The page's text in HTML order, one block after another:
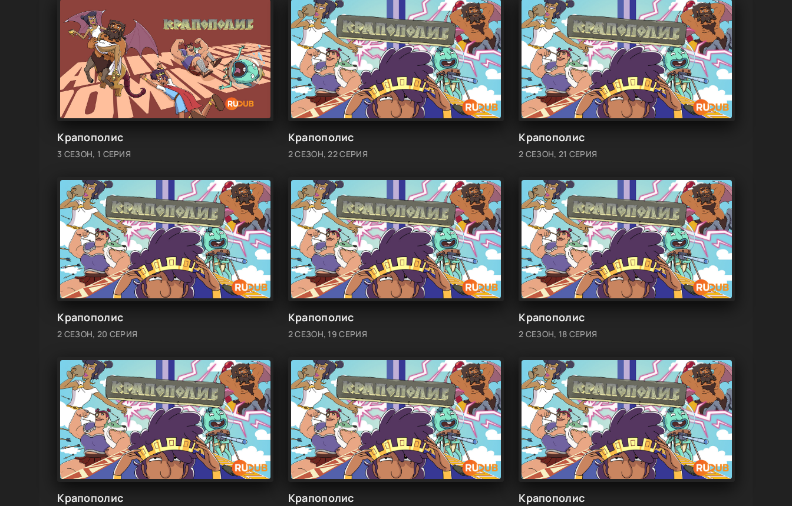
Крапополис
3 СЕЗОН, 1 СЕРИЯ
Крапополис
2 СЕЗОН, 22 СЕРИЯ
Крапополис
2 СЕЗОН, 21 СЕРИЯ
Крапополис
2 СЕЗОН, 20 СЕРИЯ
Крапополис
2 СЕЗОН, 19 СЕРИЯ
Крапополис
2 СЕЗОН, 18 СЕРИЯ
Крапополис Крапополис Крапополис